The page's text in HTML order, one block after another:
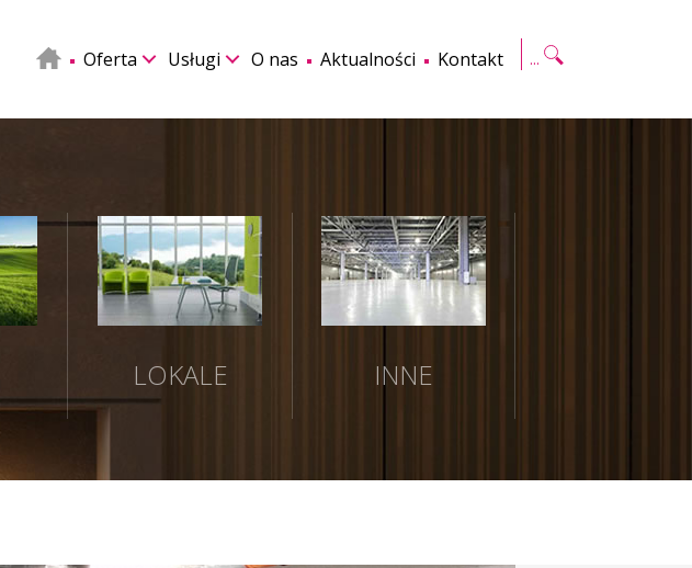
Oferta Usługi O nas Aktualności Kontakt
Szukaj
LOKALE INNE